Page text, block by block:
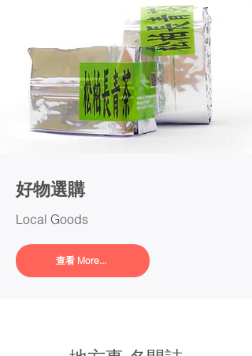
​好物選購
Local Goods
查看 More...